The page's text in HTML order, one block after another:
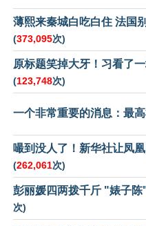
薄熙来秦城白吃白住 法国
(373,095次)
原标题笑掉大牙！习看了
(123,748次)
一个非常重要的消息：最
嘬到没人了！新华社让凤
(262,061次)
彭丽媛四两拨千斤 "婊子
次)